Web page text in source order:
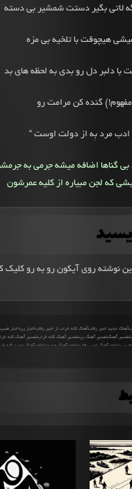
لاتی بگیر دستت شمشیر بی دسته
هیچوقت با تلخیه بی مزه
با دلبر دل رو بدی به لحظه های بد
گنده کن مرامت رو
ادب مرد بِه از دولت اوست “
گناها اضافه میشه جرمی به
که لجن مبیاره از کلیه عمرشون
نوشته روی آیکون رو به رو کلیک
آهنگ جدید امیر رقاب آهنگ کله خراب از امیر رقاب اخبار رپ اخبار
تفسیر آهنگتفسیر آهنگ رپتفسیر آهنگ کله خرابتفسیر آهنگ کله
رپدانلود آهنگ امیر رقابدانلود آهنگ جدیددانلود آهنگ جدید کله